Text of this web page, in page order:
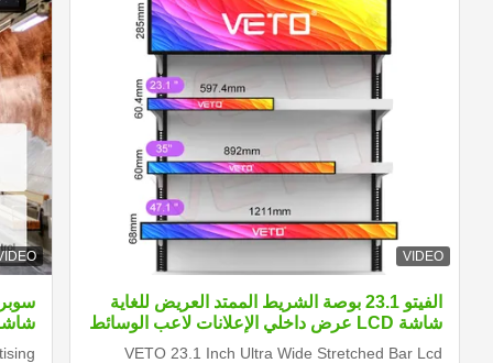
VIDEO
الفيتو 23.1 بوصة الشريط الممتد العريض للغاية
شاشة LCD عرض داخلي الإعلانات لاعب الوسائط
الرقمية الرف الحافة الشاشة
VETO 23.1 Inch Ultra Wide Stretched Bar Lcd